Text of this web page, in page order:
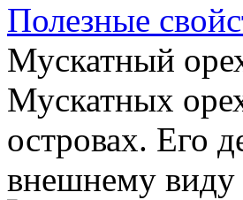
Полезные
Мускатный
Мускатных
островах. Его
внешнему виду